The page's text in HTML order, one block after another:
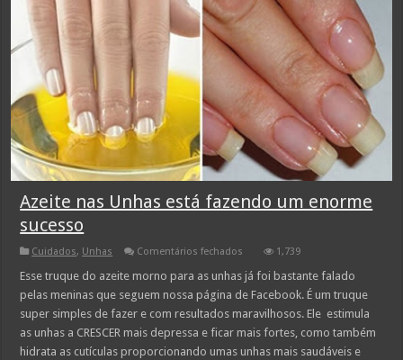
Azeite nas Unhas está fazendo um enorme
sucesso
Cuidados, Unhas Comentários fechados
nas
Unhas
está
fazendo
um
enorme
sucesso
1,739
Esse truque do azeite morno para as unhas já foi bastante falado
pelas meninas que seguem nossa página de Facebook. É um truque
super simples de fazer e com resultados maravilhosos. Ele estimula
as unhas a CRESCER mais depressa e ficar mais fortes, como também
hidrata as cutículas proporcionando umas unhas mais saudáveis e